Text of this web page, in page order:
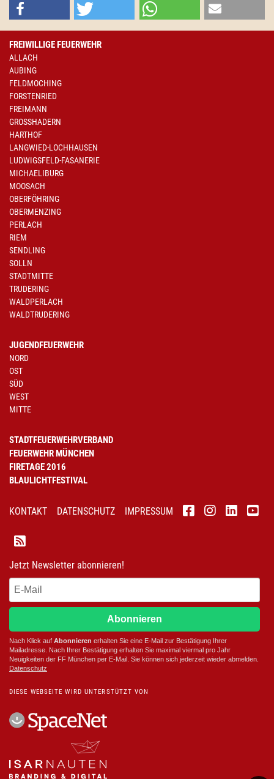
FREIWILLIGE FEUERWEHR
ALLACH
AUBING
FELDMOCHING
FORSTENRIED
FREIMANN
GROSSHADERN
HARTHOF
LANGWIED-LOCHHAUSEN
LUDWIGSFELD-FASANERIE
MICHAELIBURG
MOOSACH
OBERFÖHRING
OBERMENZING
PERLACH
RIEM
SENDLING
SOLLN
STADTMITTE
TRUDERING
WALDPERLACH
WALDTRUDERING
JUGENDFEUERWEHR
NORD
OST
SÜD
WEST
MITTE
STADTFEUERWEHRVERBAND
FEUERWEHR MÜNCHEN
FIRETAGE 2016
BLAULICHTFESTIVAL
KONTAKT DATENSCHUTZ IMPRESSUM
Jetzt Newsletter abonnieren!
Abonnieren
Nach Klick auf Abonnieren erhalten Sie eine E-Mail zur Bestätigung Ihrer
Mailadresse. Nach Ihrer Bestätigung erhalten Sie maximal viermal pro Jahr
Neuigkeiten der FF München per E-Mail. Sie können sich jederzeit wieder abmelden.
Datenschutz
DIESE WEBSEITE WIRD UNTERSTÜTZT VON